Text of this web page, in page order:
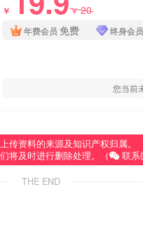
￥ ￥20
年费会员 免费 终身会员
您当前
传资料的来源及知识产权归属。
将及时进行删除处理。（
联系
THE END